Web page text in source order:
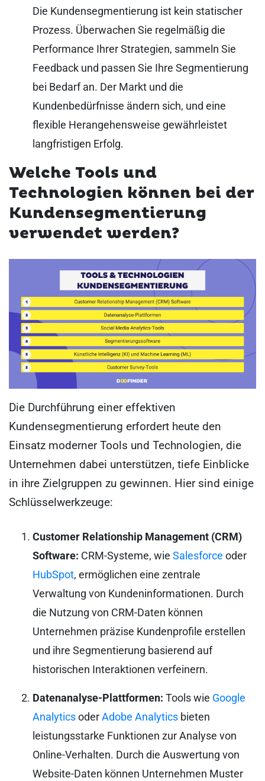
Die Kundensegmentierung ist kein statischer
Prozess. Überwachen Sie regelmäßig die
Performance Ihrer Strategien, sammeln Sie
Feedback und passen Sie Ihre Segmentierung
bei Bedarf an. Der Markt und die
Kundenbedürfnisse ändern sich, und eine
flexible Herangehensweise gewährleistet
langfristigen Erfolg.
Welche Tools und
Technologien können bei der
Kundensegmentierung
verwendet werden?
Die Durchführung einer effektiven
Kundensegmentierung erfordert heute den
Einsatz moderner Tools und Technologien, die
Unternehmen dabei unterstützen, tiefe Einblicke
in ihre Zielgruppen zu gewinnen. Hier sind einige
Schlüsselwerkzeuge:
Customer Relationship Management (CRM)
Software: CRM-Systeme, wie Salesforce oder
HubSpot, ermöglichen eine zentrale
Verwaltung von Kundeninformationen. Durch
die Nutzung von CRM-Daten können
Unternehmen präzise Kundenprofile erstellen
und ihre Segmentierung basierend auf
historischen Interaktionen verfeinern.
Datenanalyse-Plattformen: Tools wie Google
AnalyticsoderAdobe Analytics bieten
leistungsstarke Funktionen zur Analyse von
Online-Verhalten. Durch die Auswertung von
Website-Daten können Unternehmen Muster